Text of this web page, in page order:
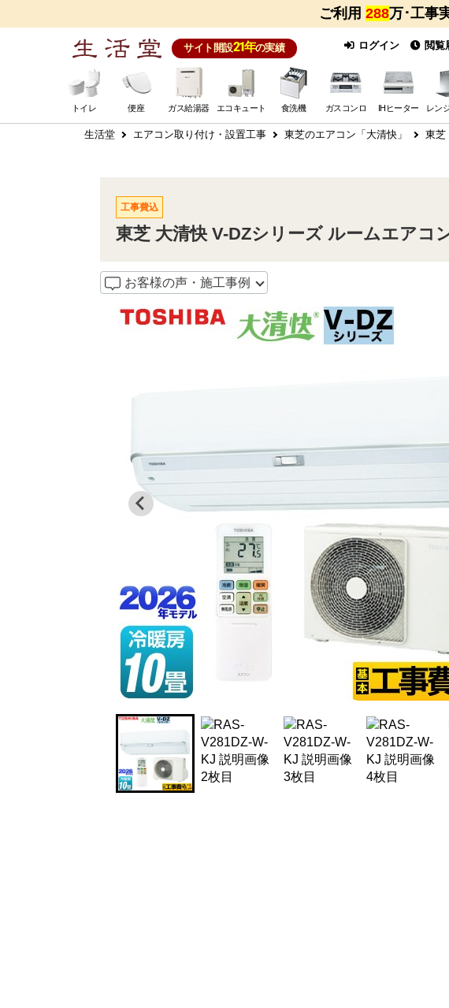
ご利用 288万･工事
サイト開設21年の実績 ログイン 閲覧
トイレ 便座 ガス給湯器 エコキュート 食洗機 ガスコンロ IHヒーター レン
生活堂 エアコン取り付け・設置工事 東芝のエアコン「大清快」 東芝
工事費込
東芝 大清快 V-DZシリーズ ルームエアコ
お客様の声・施工事例